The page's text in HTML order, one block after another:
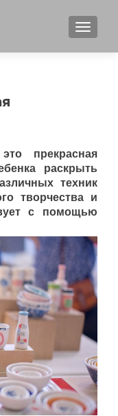
прекрасная
раскрыть
техник
творчества и
с помощью